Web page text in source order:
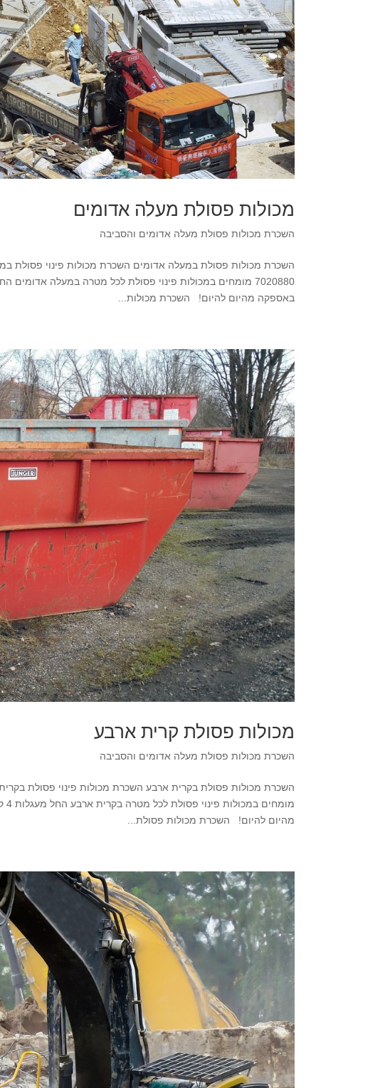
מכולות פסולת מעלה אדומים
השכרת מכולות פסולת מעלה אדומים והסביבה
באספקה מהיום להיום! השכרת מכולות...
מכולות פסולת קרית ארבע
השכרת מכולות פסולת מעלה אדומים והסביבה
מהיום להיום! השכרת מכולות פסולת...